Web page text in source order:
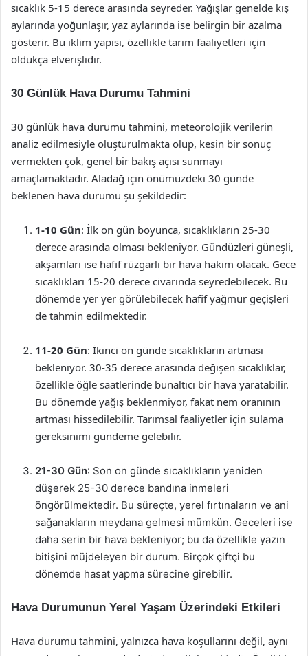
sıcaklık 5-15 derece arasında seyreder. Yağışlar genelde kış
aylarında yoğunlaşır, yaz aylarında ise belirgin bir azalma
gösterir. Bu iklim yapısı, özellikle tarım faaliyetleri için
oldukça elverişlidir.
30 Günlük Hava Durumu Tahmini
30 günlük hava durumu tahmini, meteorolojik verilerin
analiz edilmesiyle oluşturulmakta olup, kesin bir sonuç
vermekten çok, genel bir bakış açısı sunmayı
amaçlamaktadır. Aladağ için önümüzdeki 30 günde
beklenen hava durumu şu şekildedir:
1-10 Gün: İlk on gün boyunca, sıcaklıkların 25-30
derece arasında olması bekleniyor. Gündüzleri güneşli,
akşamları ise hafif rüzgarlı bir hava hakim olacak. Gece
sıcaklıkları 15-20 derece civarında seyredebilecek. Bu
dönemde yer yer görülebilecek hafif yağmur geçişleri
de tahmin edilmektedir.
11-20 Gün: İkinci on günde sıcaklıkların artması
bekleniyor. 30-35 derece arasında değişen sıcaklıklar,
özellikle öğle saatlerinde bunaltıcı bir hava yaratabilir.
Bu dönemde yağış beklenmiyor, fakat nem oranının
artması hissedilebilir. Tarımsal faaliyetler için sulama
gereksinimi gündeme gelebilir.
21-30 Gün: Son on günde sıcaklıkların yeniden
düşerek 25-30 derece bandına inmeleri
öngörülmektedir. Bu süreçte, yerel fırtınaların ve ani
sağanakların meydana gelmesi mümkün. Geceleri ise
daha serin bir hava bekleniyor; bu da özellikle yazın
bitişini müjdeleyen bir durum. Birçok çiftçi bu
dönemde hasat yapma sürecine girebilir.
Hava Durumunun Yerel Yaşam Üzerindeki Etkileri
Hava durumu tahmini, yalnızca hava koşullarını değil, aynı